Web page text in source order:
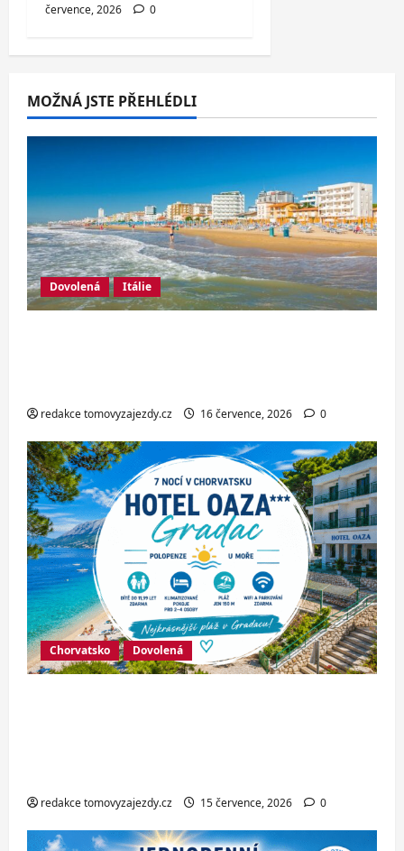
července, 2026
0
MOŽNÁ JSTE PŘEHLÉDLI
Dovolená Itálie
redakce tomovyzajezdy.cz 16 července, 2026 0
Chorvatsko Dovolená
redakce tomovyzajezdy.cz 15 července, 2026 0